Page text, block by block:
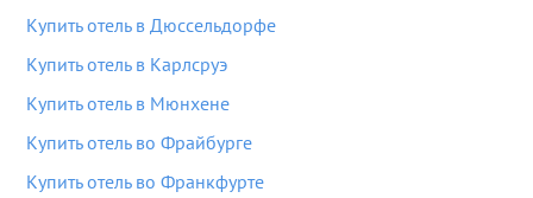
Купить отель в Дюссельдорфе
Купить отель в Карлсруэ
Купить отель в Мюнхене
Купить отель во Фрайбурге
Купить отель во Франкфурте